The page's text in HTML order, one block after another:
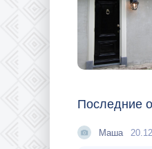
Последние
Маша